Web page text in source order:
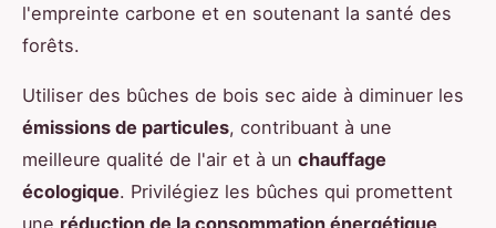
l'empreinte carbone et en soutenant la santé des
forêts.
Utiliser des bûches de bois sec aide à diminuer les
émissions de particules, contribuant à une
meilleure qualité de l'air et à un chauffage
écologique. Privilégiez les bûches qui promettent
une réduction de la consommation énergétique,